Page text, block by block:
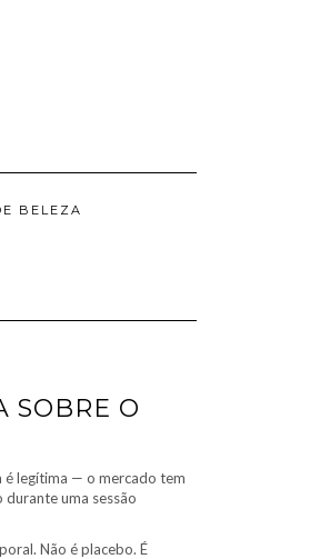
BELEZA
SOBRE O
é legítima — o mercado tem
uma sessão
Não é placebo. É